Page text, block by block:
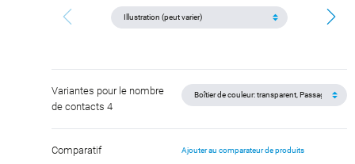
Variantes pour le nombre
de contacts 4
Comparatif Ajouter au comparateur de produits